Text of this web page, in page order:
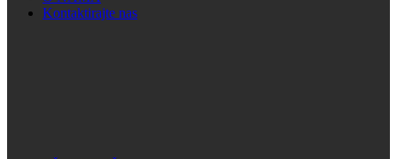
Kontaktirajte nas